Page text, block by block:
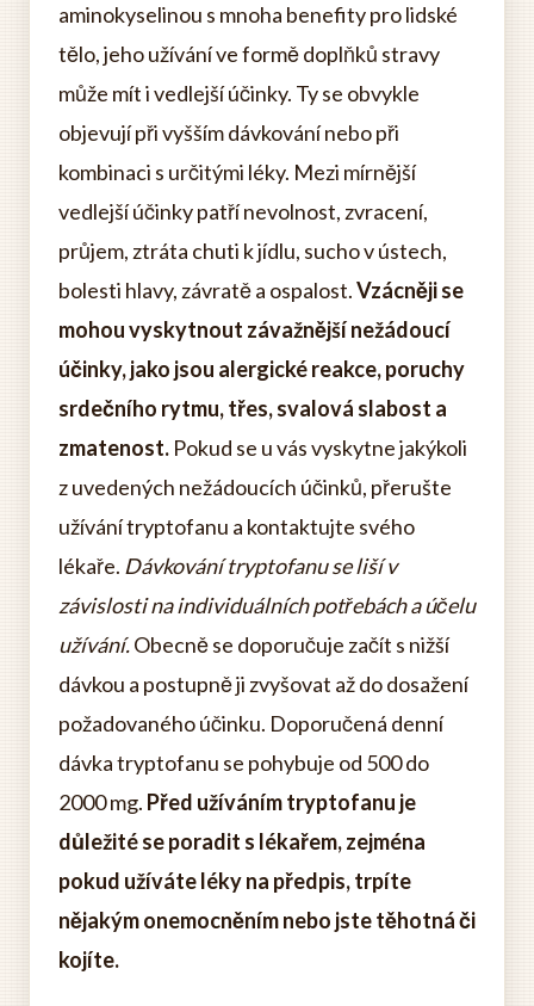
aminokyselinou s mnoha benefity pro lidské
tělo, jeho užívání ve formě doplňků stravy
může mít i vedlejší účinky. Ty se obvykle
objevují při vyšším dávkování nebo při
kombinaci s určitými léky. Mezi mírnější
vedlejší účinky patří nevolnost, zvracení,
průjem, ztráta chuti k jídlu, sucho v ústech,
bolesti hlavy, závratě a ospalost.Vzácněji se
mohou vyskytnout závažnější nežádoucí
účinky, jako jsou alergické reakce, poruchy
srdečního rytmu, třes, svalová slabost a
zmatenost. Pokud se u vás vyskytne jakýkoli
z uvedených nežádoucích účinků, přerušte
užívání tryptofanu a kontaktujte svého
lékaře. Dávkování tryptofanu se liší v
závislosti na individuálních potřebách a účelu
užívání.Obecně se doporučuje začít s nižší
dávkou a postupně ji zvyšovat až do dosažení
požadovaného účinku. Doporučená denní
dávka tryptofanu se pohybuje od 500 do
2000 mg. Před užíváním tryptofanu je
důležité se poradit s lékařem, zejména
pokud užíváte léky na předpis, trpíte
nějakým onemocněním nebo jste těhotná či
kojíte.